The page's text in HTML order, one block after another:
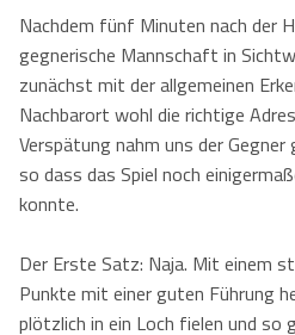
Damen
Mixed
Kontaktformular
Anfahrt
Impressum
Datenschutzerklärung
Jobs
Nachdem fünf Minuten nach der
gegnerische Mannschaft in
zunächst mit der allgemeinen
Nachbarort wohl die richtige
Verspätung nahm uns der Gegner
so dass das Spiel noch
konnte.
Der Erste Satz: Naja. Mit einem
Punkte mit einer guten Führung
plötzlich in ein Loch fielen und so